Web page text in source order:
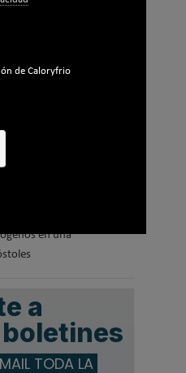
en una
a
TODA LA
de Caloryfrio